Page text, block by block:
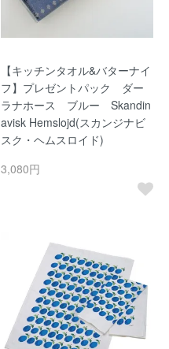
【キッチンタオル&バターナイ
フ】プレゼントパック ダー
ラナホース ブルー Skandin
avisk Hemslojd(スカンジナビ
スク・ヘムスロイド)
3,080円